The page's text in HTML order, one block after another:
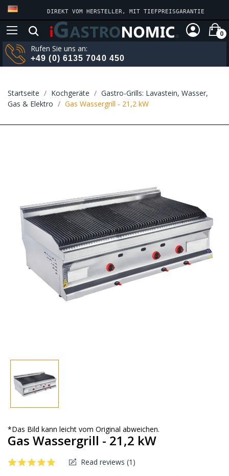
DIREKT VOM HERSTELLER, MIT TIEFPREISGARANTIE
0
Rufen Sie uns an:
+49 (0) 6135 7040 450
Startseite Kochgeräte
Gastro-Grills: Lavastein, Wasser,
Gas & Elektro
Gas Wassergrill - 21,2 kW
*Das Bild kann leicht vom Original abweichen.
Gas Wassergrill - 21,2 kW
Read reviews (1 )